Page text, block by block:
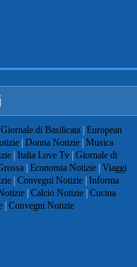
Giornale di Basilicata | European
| Donna Notizie | Musica
| Italia Love Tv| Giornale di
| Economia Notizie | Viaggi
| Convegni Notizie| Informa
| Calcio Notizie| Cucina
| Convegni Notizie